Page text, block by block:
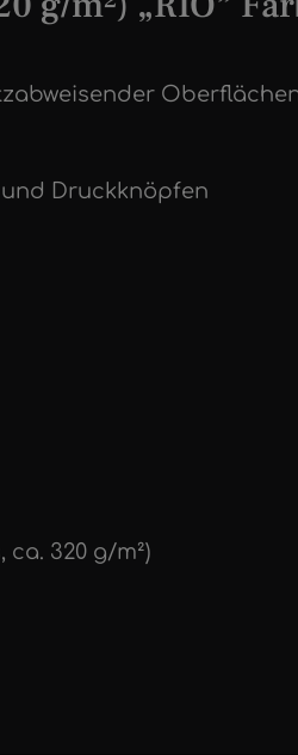
und Druckknöpfen
ca. 320 g/m²)